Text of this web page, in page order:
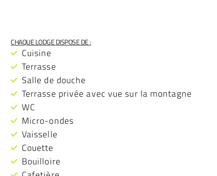
CHAQUE LODGE DISPOSE DE :
Cuisine
Terrasse
Salle de douche
Terrasse privée avec vue sur la montagne
WC
Micro-ondes
Vaisselle
Couette
Bouilloire